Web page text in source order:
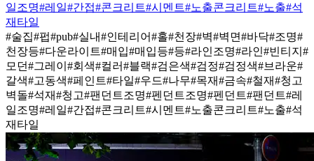
일조명#레일#간접#콘크리트#시멘트#노출콘크리트#노출#석
재타일
#술집#펍#pub#실내#인테리어#홀#천장#벽#벽면#바닥#조명#
천장등#다운라이트#매입#매입등#등#라인조명#라인#빈티지 #
모던#그레이 #회색#컬러#블랙#검은색#검정#검정색#브라운#
갈색#고동색#페인트#타일#우드#나무#목재#금속#철재#청고
벽돌#석재#청고#팬던트조명#펜던트조명#펜던트#팬던트#레
일조명#레일#간접#콘크리트#시멘트#노출콘크리트#노출#석
재타일